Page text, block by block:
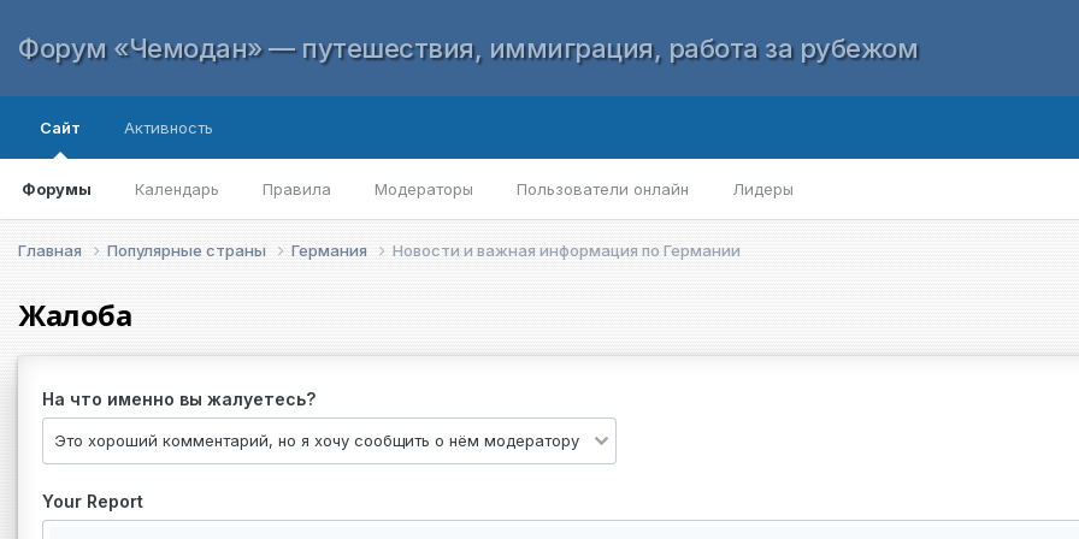
Форум «Чемодан» — путешествия, иммиграция, работа за рубежом
Сайт
Форумы Календарь Правила Модераторы Пользователи онлайн Лидеры
Активность
Главная Популярные страны Германия Новости и важная информация по Германии
Жалоба
На что именно вы жалуетесь?
Your Report